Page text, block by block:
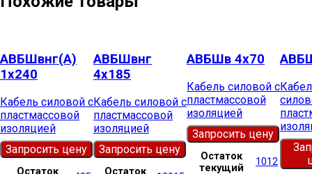
АВБШвнг(А)
1х240
Кабель силовой с
пластмассовой
изоляцией
Запросить цену
Остаток
АВБШвнг
4х185
Кабель силовой с
пластмассовой
изоляцией
Запросить цену
Остаток
АВБШв 4х70
Кабель силовой с
пластмассовой
изоляцией
Запросить цену
Остаток
текущий
1012